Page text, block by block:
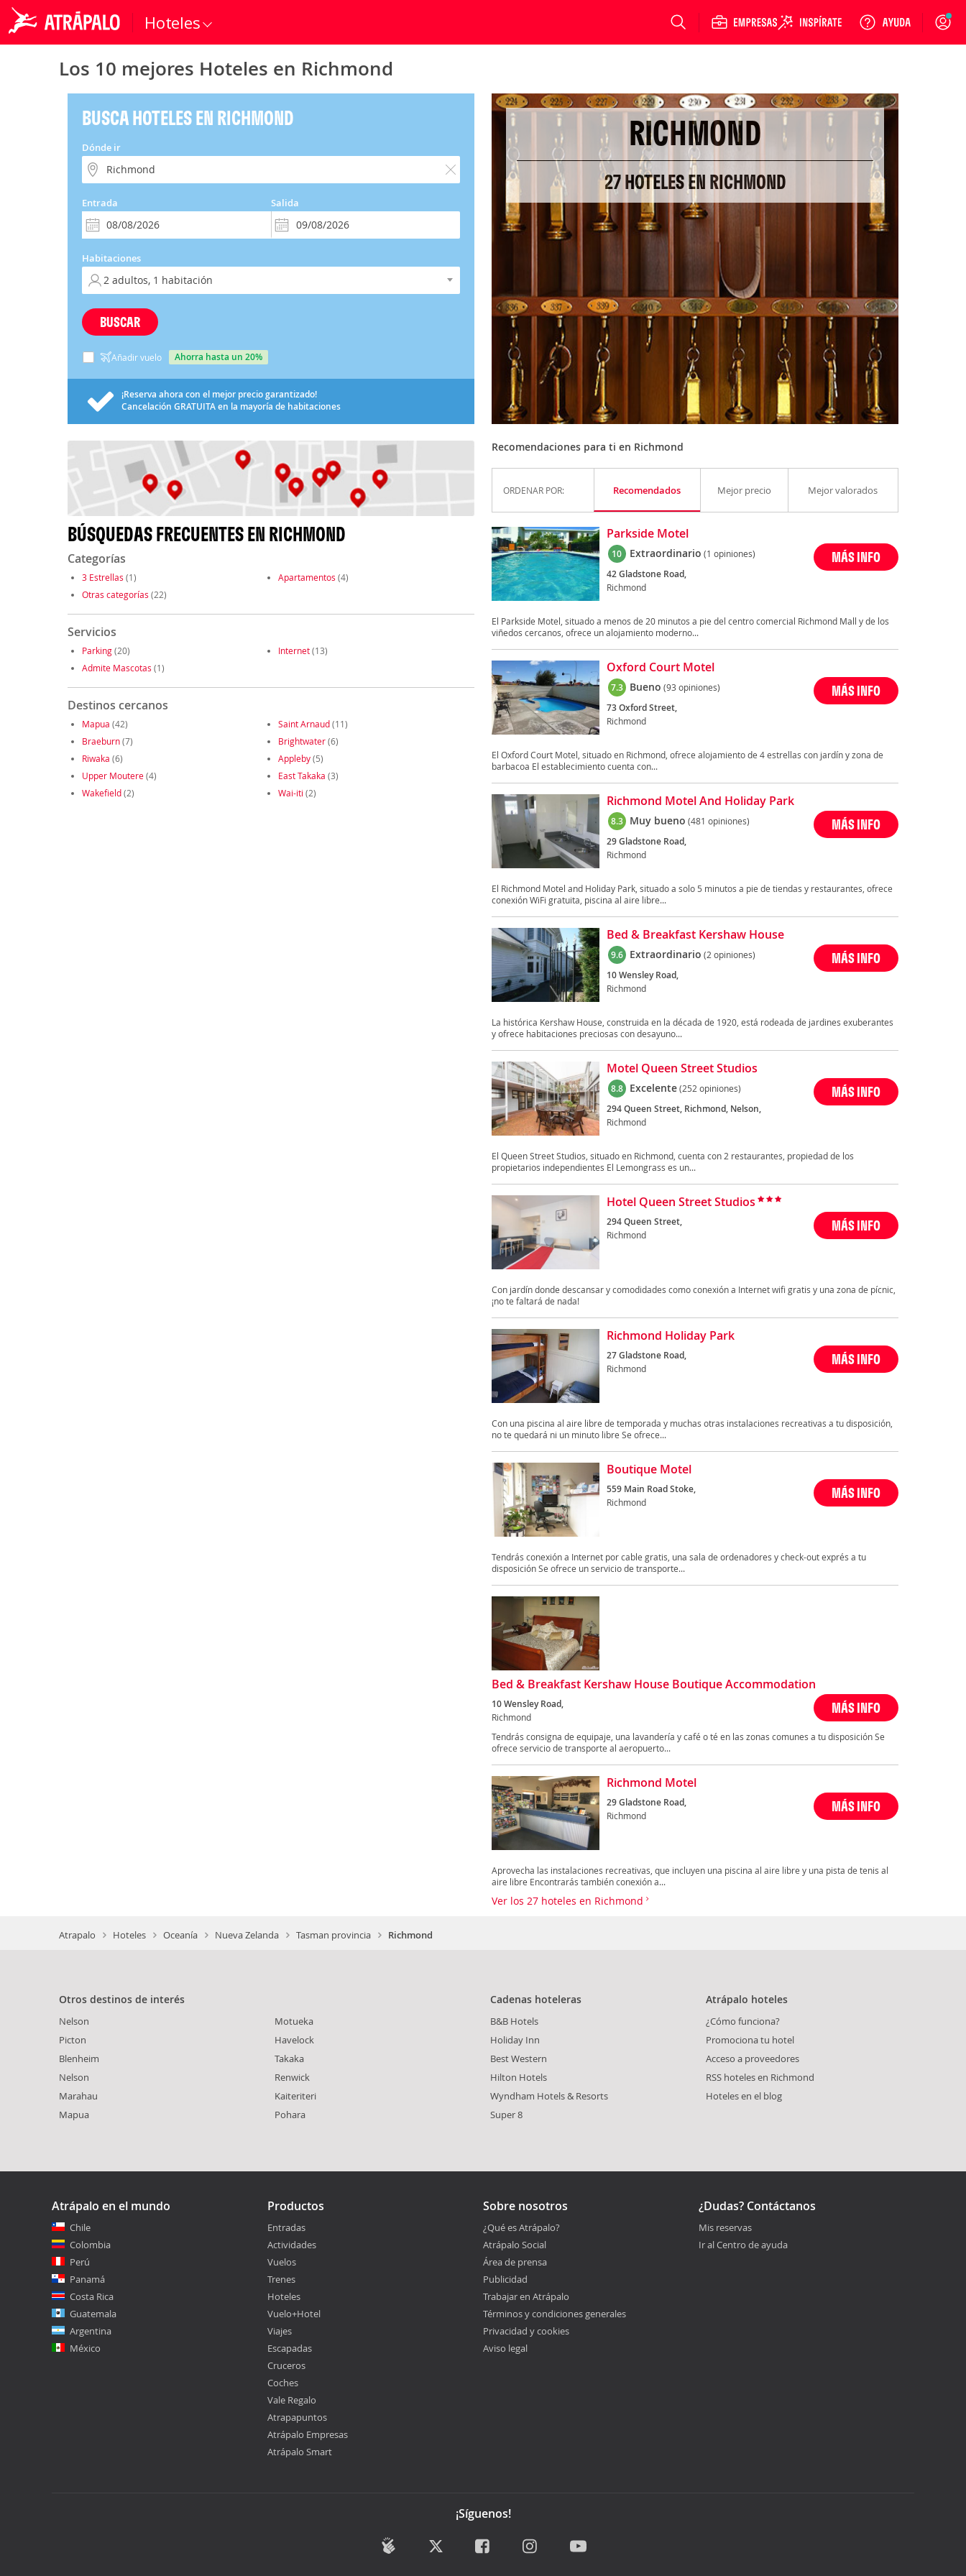
Hoteles Login
Los 10 mejores Hoteles en Richmond
BUSCA HOTELES EN RICHMOND
Dónde ir
Entrada Salida
Habitaciones
BUSCAR
Añadir vuelo ahorra hasta un 20%
¡Reserva ahora con el mejor precio garantizado!
Cancelación GRATUITAen la mayoría de habitaciones
BÚSQUEDAS FRECUENTES EN RICHMOND
Categorías
3 Estrellas (1) Apartamentos (4)
Otras categorías (22)
Servicios
Parking(20) Internet(13)
Admite Mascotas (1)
Destinos cercanos
Mapua (42) Saint Arnaud(11)
Braeburn(7) Brightwater(6)
Riwaka (6) Appleby(5)
Upper Moutere(4) East Takaka (3)
Wakefield(2) Wai-iti (2)
RICHMOND
27 HOTELES EN RICHMOND
Recomendaciones para ti en Richmond
ORDENAR POR: Recomendados Mejor precio Mejor valorados
Parkside Motel
10 Extraordinario (1 opiniones)
42 Gladstone Road,
Richmond
MÁS INFO
El Parkside Motel, situado a menos de 20 minutos a pie del centro comercial Richmond Mall y de los
viñedos cercanos, ofrece un alojamiento moderno...
Oxford Court Motel
7.3 Bueno (93 opiniones)
73 Oxford Street,
Richmond
MÁS INFO
El Oxford Court Motel, situado en Richmond, ofrece alojamiento de 4 estrellas con jardín y zona de
barbacoa El establecimiento cuenta con...
Richmond Motel And Holiday Park
8.3 Muy bueno (481 opiniones)
29 Gladstone Road,
Richmond
MÁS INFO
El Richmond Motel and Holiday Park, situado a solo 5 minutos a pie de tiendas y restaurantes, ofrece
conexión WiFi gratuita, piscina al aire libre...
Bed & Breakfast Kershaw House
9.6 Extraordinario (2 opiniones)
10 Wensley Road,
Richmond
MÁS INFO
La histórica Kershaw House, construida en la década de 1920, está rodeada de jardines exuberantes
y ofrece habitaciones preciosas con desayuno...
Motel Queen Street Studios
8.8 Excelente(252 opiniones)
294 Queen Street, Richmond, Nelson,
Richmond
MÁS INFO
El Queen Street Studios, situado en Richmond, cuenta con 2 restaurantes, propiedad de los
propietarios independientes El Lemongrass es un...
Hotel Queen Street Studios
294 Queen Street,
Richmond
MÁS INFO
Con jardín donde descansar y comodidades como conexión a Internet wifi gratis y una zona de pícnic,
¡no te faltará de nada!
Richmond Holiday Park
27 Gladstone Road,
Richmond
MÁS INFO
Con una piscina al aire libre de temporada y muchas otras instalaciones recreativas a tu disposición,
no te quedará ni un minuto libre Se ofrece...
Boutique Motel
559 Main Road Stoke,
Richmond
MÁS INFO
Tendrás conexión a Internet por cable gratis, una sala de ordenadores y check-out exprés a tu
disposición Se ofrece un servicio de transporte...
Bed & Breakfast Kershaw House Boutique Accommodation
10 Wensley Road,
Richmond
MÁS INFO
Tendrás consigna de equipaje, una lavandería y café o té en las zonas comunes a tu disposición Se
ofrece servicio de transporte al aeropuerto...
Richmond Motel
29 Gladstone Road,
Richmond
MÁS INFO
Aprovecha las instalaciones recreativas, que incluyen una piscina al aire libre y una pista de tenis al
aire libre Encontrarás también conexión a...
Ver los 27 hoteles en Richmond
Atrapalo Hoteles Oceanía Nueva Zelanda Tasman provincia Richmond
Otros destinos de interés
Nelson
Picton
Blenheim
Nelson
Marahau
Mapua
Motueka
Havelock
Takaka
Renwick
Kaiteriteri
Pohara
Cadenas hoteleras
B&B Hotels
Holiday Inn
Best Western
Hilton Hotels
Wyndham Hotels & Resorts
Super 8
Atrápalo hoteles
¿Cómo funciona?
Promociona tu hotel
Acceso a proveedores
RSS hoteles en Richmond
Hoteles en el blog
Atrápalo en el mundo
Chile
Colombia
Perú
Panamá
Costa Rica
Guatemala
Argentina
México
Productos
Entradas
Actividades
Vuelos
Trenes
Hoteles
Vuelo+Hotel
Viajes
Escapadas
Cruceros
Coches
Vale Regalo
Atrapapuntos
Atrápalo Empresas
Atrápalo Smart
Sobre nosotros
¿Qué es Atrápalo?
Atrápalo Social
Área de prensa
Publicidad
Trabajar en Atrápalo
Términos y condiciones generales
Privacidad y cookies
Aviso legal
¿Dudas? Contáctanos
Mis reservas
Ir al Centro de ayuda
¡Síguenos!